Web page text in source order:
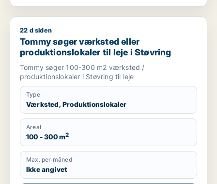
Tommy søger værksted eller produktionslokaler til leje i
22 d siden
Tommy søger værksted eller
produktionslokaler til leje i Støvring
Tommy søger 100-300 m2 værksted /
produktionslokaler i Støvring til leje
Type
Værksted, Produktionslokaler
Areal
100 - 300 m2
Max. per måned
Ikke angivet